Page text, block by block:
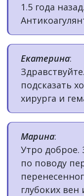
1.5 года
цапнула
Переживаю
рецидив.
Ничего в
говорят.
Екатерина:
подсказать
хирурга и
Марина:
Утро доброе.
по поводу
глубоких